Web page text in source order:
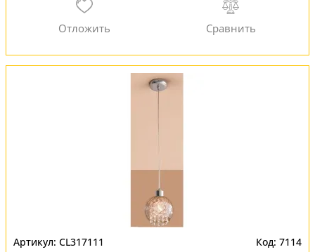
CL317111 7114